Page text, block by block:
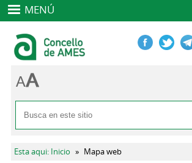
MENÚ
Formulario de búsqueda
Buscar
Se encuentra usted aquí
Esta aqui: Inicio » Mapa web